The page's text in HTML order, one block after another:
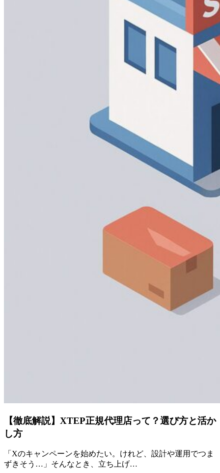
【徹底解説】XTEP正規代理店って？選び方と活か
し方
「Xのキャンペーンを始めたい。けれど、設計や運用でつま
ずきそう…」そんなとき、立ち上げ…